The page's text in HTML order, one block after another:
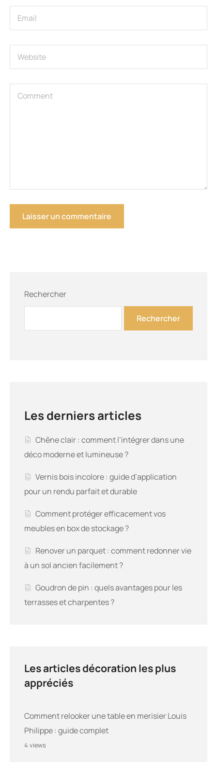
Rechercher
Rechercher
Les derniers articles
Chêne clair : comment l’intégrer dans une
déco moderne et lumineuse ?
Vernis bois incolore : guide d’application
pour un rendu parfait et durable
Comment protéger efficacement vos
meubles en box de stockage ?
Renover un parquet : comment redonner vie
à un sol ancien facilement ?
Goudron de pin : quels avantages pour les
terrasses et charpentes ?
Les articles décoration les plus
appréciés
Comment relooker une table en merisier Louis
Philippe : guide complet
4 views